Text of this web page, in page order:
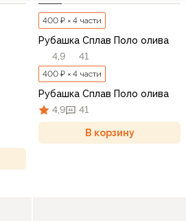
400 ₽ × 4 части
Рубашка Сплав Поло олива
4,9
41
400 ₽ × 4 части
Рубашка Сплав Поло олива
4,9
41
В корзину